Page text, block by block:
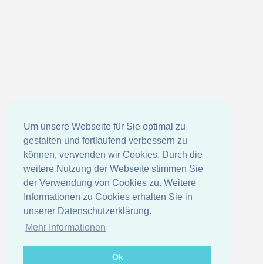
Um unsere Webseite für Sie optimal zu
gestalten und fortlaufend verbessern zu
können, verwenden wir Cookies. Durch die
weitere Nutzung der Webseite stimmen Sie
der Verwendung von Cookies zu. Weitere
Informationen zu Cookies erhalten Sie in
unserer Datenschutzerklärung.
Mehr Informationen
Ok